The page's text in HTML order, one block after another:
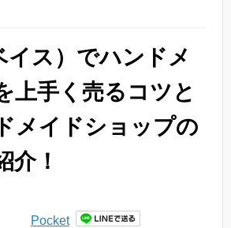
イス）でハンドメ
上手く売るコツと
メイドショップの
介！
Pocket